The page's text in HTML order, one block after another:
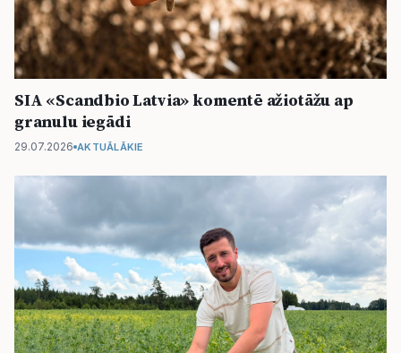
SIA «Scandbio Latvia» komentē ažiotāžu ap
granulu iegādi
29.07.2026 AKTUĀLĀKIE